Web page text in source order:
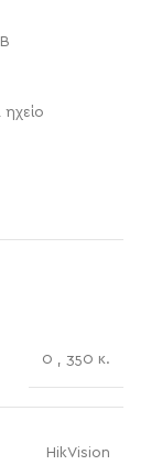
0 , 350 κ.
HikVision